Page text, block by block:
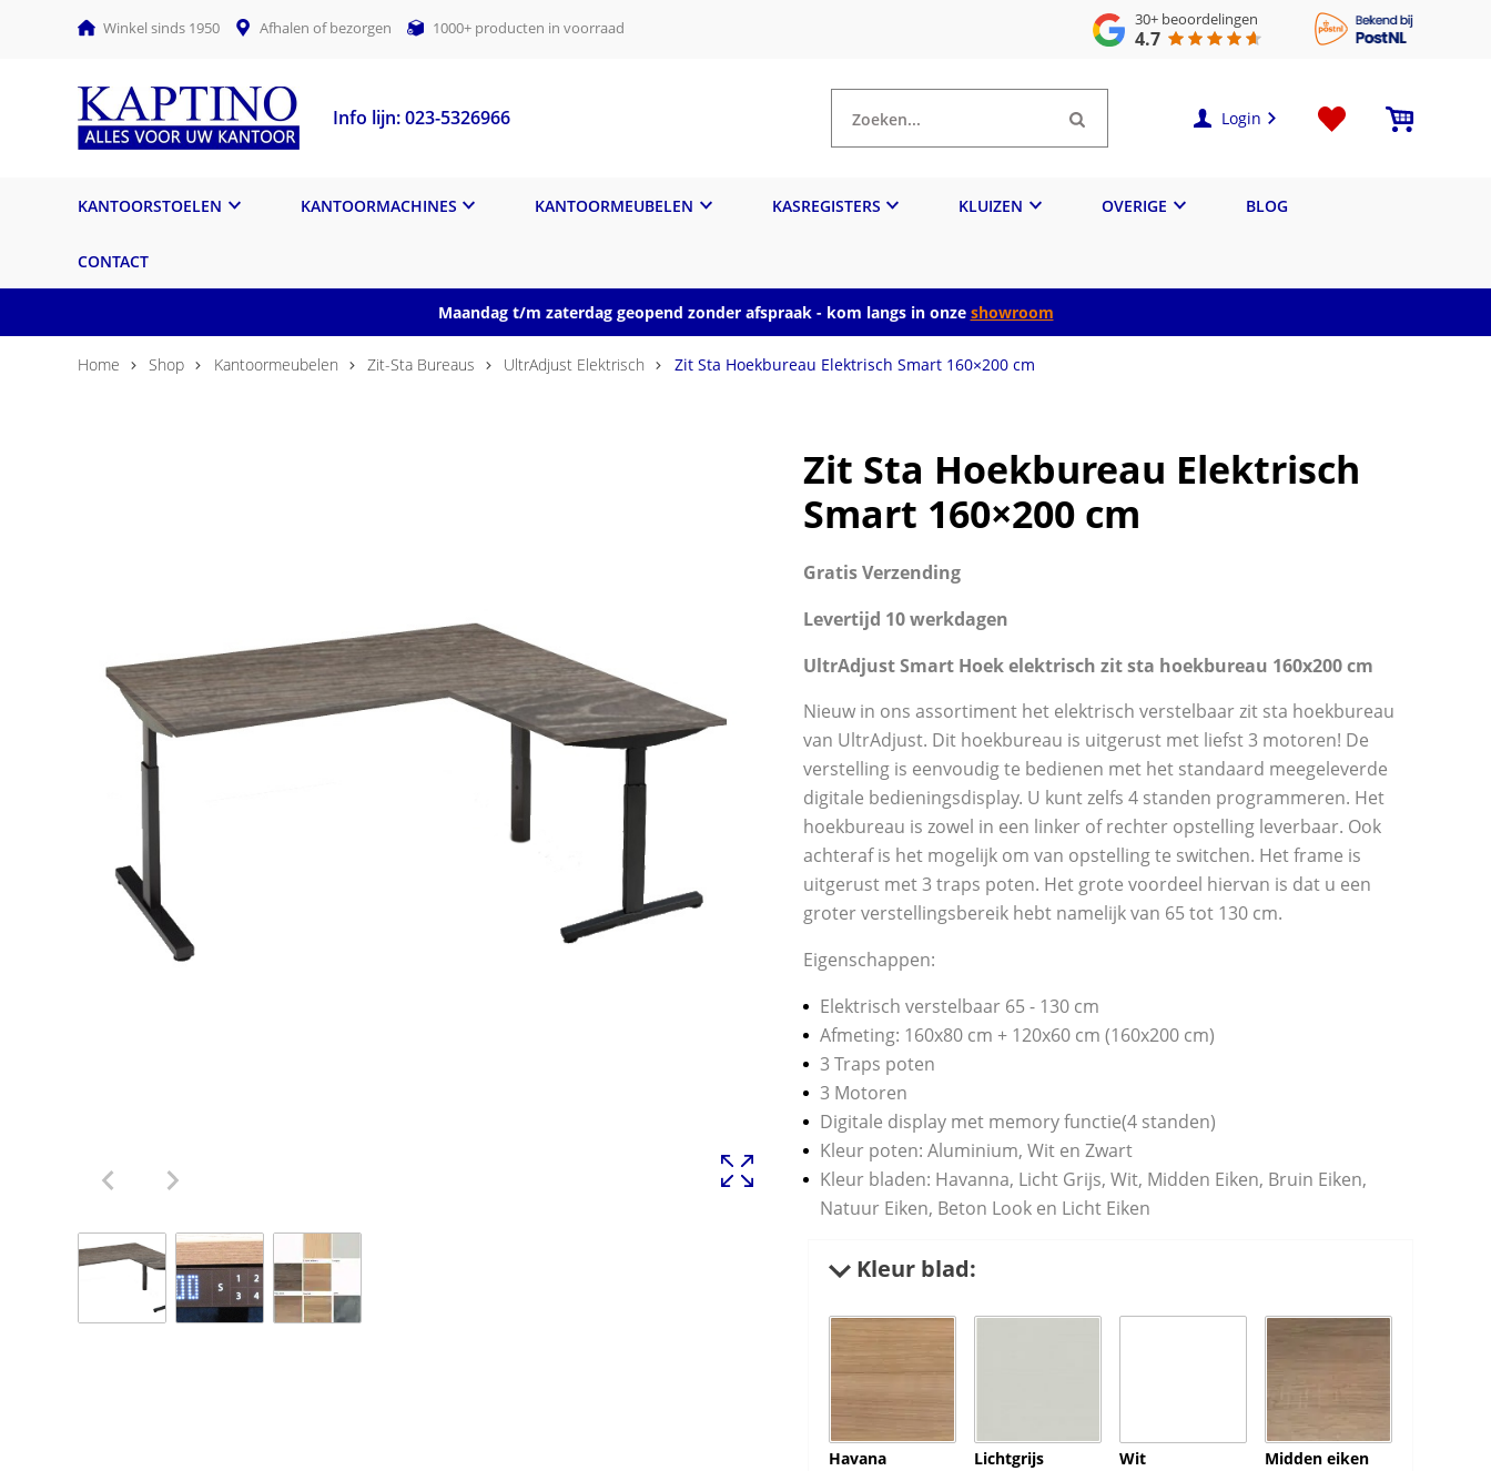
Winkel sinds 1950 Afhalen of bezorgen 1000+ producten in voorraad 30+ beoordelingen
4.7
Info lijn: 023-5326966 Zoeken... Login
KANTOORSTOELEN KANTOORMACHINES KANTOORMEUBELEN KASREGISTERS KLUIZEN OVERIGE BLOG
CONTACT
Maandag t/m zaterdag geopend zonder afspraak - kom langs in onze showroom
Home Shop Kantoormeubelen Zit-Sta Bureaus UltrAdjust Elektrisch Zit Sta Hoekbureau Elektrisch Smart 160×200 cm
Zit Sta Hoekbureau Elektrisch
Smart 160×200 cm
Gratis Verzending
Levertijd 10 werkdagen
UltrAdjust Smart Hoek elektrisch zit sta hoekbureau 160x200 cm
Nieuw in ons assortiment het elektrisch verstelbaar zit sta hoekbureau
van UltrAdjust. Dit hoekbureau is uitgerust met liefst 3 motoren! De
verstelling is eenvoudig te bedienen met het standaard meegeleverde
digitale bedieningsdisplay. U kunt zelfs 4 standen programmeren. Het
hoekbureau is zowel in een linker of rechter opstelling leverbaar. Ook
achteraf is het mogelijk om van opstelling te switchen. Het frame is
uitgerust met 3 traps poten. Het grote voordeel hiervan is dat u een
groter verstellingsbereik hebt namelijk van 65 tot 130 cm.
Eigenschappen:
Elektrisch verstelbaar 65 - 130 cm
Afmeting: 160x80 cm + 120x60 cm (160x200 cm)
3 Traps poten
3 Motoren
Digitale display met memory functie(4 standen)
Kleur poten: Aluminium, Wit en Zwart
Kleur bladen: Havanna, Licht Grijs, Wit, Midden Eiken, Bruin Eiken,
Natuur Eiken, Beton Look en Licht Eiken
Kleur blad:
Havana Lichtgrijs Wit Midden eiken